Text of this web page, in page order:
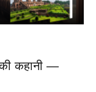
कहानी —